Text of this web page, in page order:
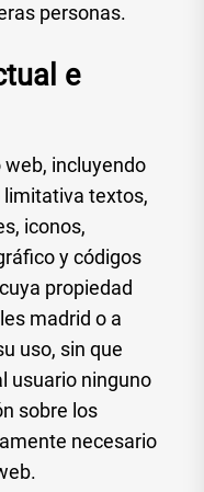
personas.
e
incluyendo
textos,
iconos,
y códigos
propiedad
madrid o a
uso, sin que
usuario ninguno
sobre los
necesario